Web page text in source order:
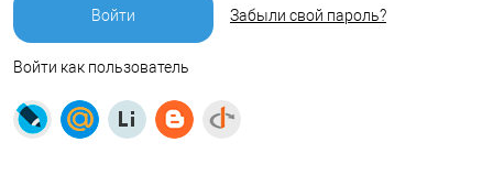
Забыли свой пароль?
Войти как пользователь